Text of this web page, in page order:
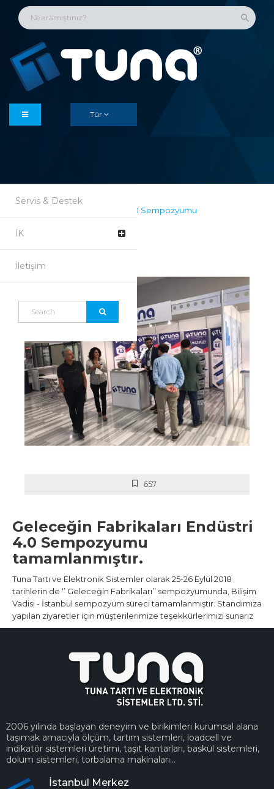
Tür
Haberler & Duyurular
Geleceğin Fabrikaları Endüstri 4.0 Sempozyumu
657
Geleceğin Fabrikaları Endüstri
4.0 Sempozyumu
tamamlanmıştır.
Tuna Tartı ve Elektronik Sistemler olarak 25-26 Eylül 2018
tarihlerin de ‘’ Geleceğin Fabrikaları’’ sempozyumunda, Bilişim
Vadisi - İstanbul sempozyum süreci tamamlanmıştır. Standımıza
yapılan ziyaretler için müşterilerimize teşekkürlerimizi sunarız
2006 yılında başlayan deneyim ve birikimleri kurumsal alana
taşımak amacıyla ölçüm, tartım sistemleri, loadcell ve
indikatör sistemleri üretimi, taşıt kantarları, baskül sistemleri,
dolum sistemleri, torbalama makinaları...
İstanbul Merkez
Kurumsal
Çözümler
Servis & Destek
İK
İletişim